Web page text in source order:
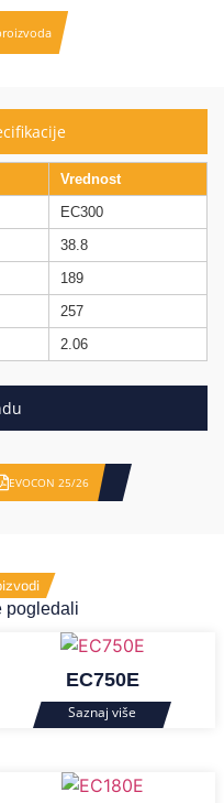
Vrednost
EC300
38.8
189
257
2.06
EVOCON 25/26
pogledali
EC750E